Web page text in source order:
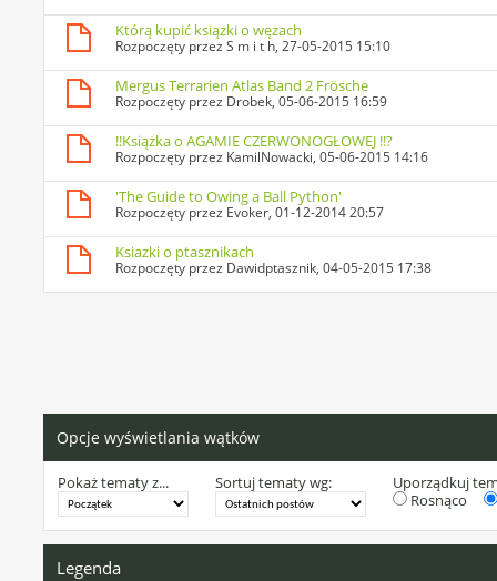
Którą kupić ksiązki o węzach
Rozpoczęty przezS m i t h, 27-05-2015 15:10
Mergus Terrarien Atlas Band 2 Frösche
Rozpoczęty przez Drobek, 05-06-2015 16:59
!!Książka o AGAMIE CZERWONOGŁOWEJ !!?
Rozpoczęty przez KamilNowacki, 05-06-2015 14:16
'The Guide to Owing a Ball Python'
Rozpoczęty przez Evoker, 01-12-2014 20:57
Ksiazki o ptasznikach
Rozpoczęty przez Dawidptasznik, 04-05-2015 17:38
Opcje wyświetlania wątków
Pokaż tematy z... Sortuj tematy wg:
Uporządkuj
Rosnąco
Legenda